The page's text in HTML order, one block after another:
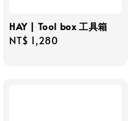
HAY | Tool box 工具箱
Regular
NT$ 1,280